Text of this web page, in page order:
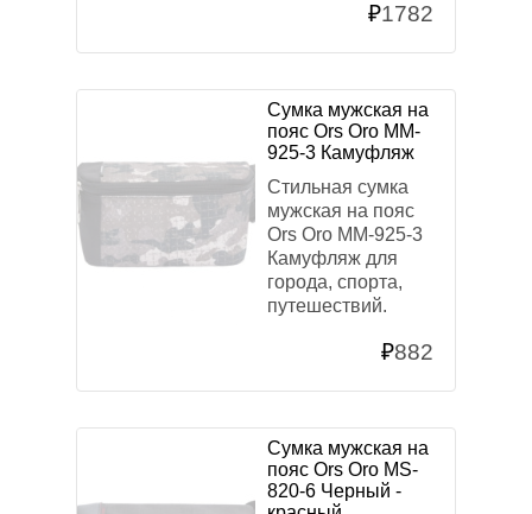
₽1782
Сумка мужская на
пояс Ors Oro MM-
925-3 Камуфляж
Стильная сумка
мужская на пояс
Ors Oro MM-925-3
Камуфляж для
города, спорта,
путешествий.
₽882
Сумка мужская на
пояс Ors Oro MS-
820-6 Черный -